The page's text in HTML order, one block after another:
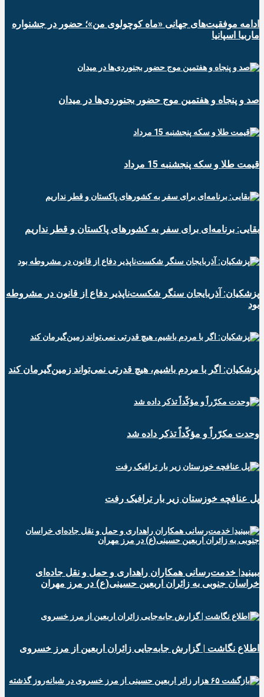
ادامه موفقیت‌های جهانی «ماه کوچولوی من»؛ حضور در جشنواره
ماربیا اسپانیا
صد و پنجاه و هفتمین موج حضور بجنوردی‌ها در میدان
قیمت طلا و سکه پنجشنبه 15 مرداد
بقایی: برنامه‌ای برای سفر به کشورهای پاکستان و قطر نداریم
پزشکیان: آذربایجان سنگر شکست‌ناپذیر دفاع از قانون در مشروطه
بود
پزشکیان: اگر با مردم باشیم، هیچ قدرتی نمی‌تواند زمین‌گیرمان کند
وحدت مکرّراً و مؤکّداً تذکر داده شد
پل عنافچه خوزستان زیر بار ترافیک رفت
ببینید| خدمت‌رسانی همکاران راهداری و حمل و نقل جاده‌ای
خراسان جنوبی به زائران اربعین حسینی(ع) در مرز مهران
️اطلاع نگاشت | گزارش جابه‌جایی زائران اربعین از مرز خسروی